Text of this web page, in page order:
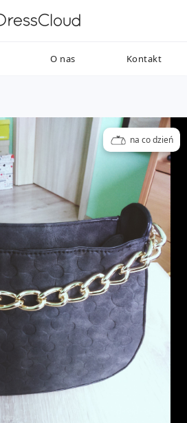
O nas Kontakt
na co dzień